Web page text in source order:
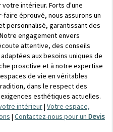
intérieur. Forts d'une
éprouvé, nous assurons un
personnalisé, garantissant des
engagement envers
attentive, des conseils
aux besoins uniques de
proactive et à notre expertise
de vie en véritables
dans le respect des
esthétiques actuelles.
intérieur| Votre espace,
| Contactez-nous pour un Devis